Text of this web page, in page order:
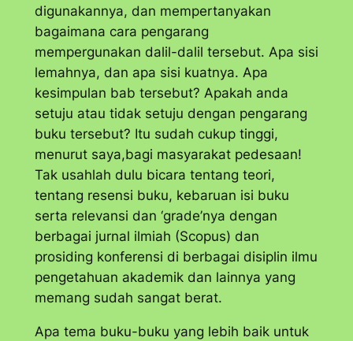
digunakannya, dan mempertanyakan
bagaimana cara pengarang
mempergunakan dalil-dalil tersebut. Apa sisi
lemahnya, dan apa sisi kuatnya. Apa
kesimpulan bab tersebut? Apakah anda
setuju atau tidak setuju dengan pengarang
buku tersebut? Itu sudah cukup tinggi,
menurut saya,bagi masyarakat pedesaan!
Tak usahlah dulu bicara tentang teori,
tentang resensi buku, kebaruan isi buku
serta relevansi dan ‘grade’nya dengan
berbagai jurnal ilmiah (Scopus) dan
prosiding konferensi di berbagai disiplin ilmu
pengetahuan akademik dan lainnya yang
memang sudah sangat berat.
Apa tema buku-buku yang lebih baik untuk